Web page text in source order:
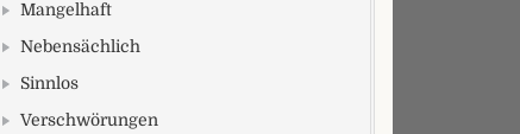
Mangelhaft
Nebensächlich
Sinnlos
Verschwörungen